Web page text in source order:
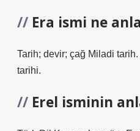
Era ismi ne
Tarih; devir; çağ Miladi
tarihi.
Erel isminin